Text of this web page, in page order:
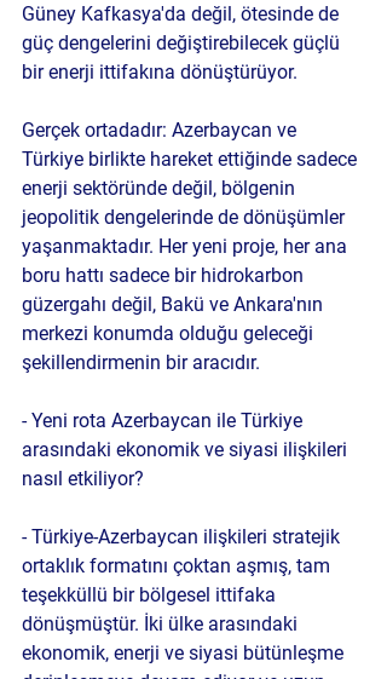
Güney Kafkasya'da değil, ötesinde de
güç dengelerini değiştirebilecek güçlü
bir enerji ittifakına dönüştürüyor.
Gerçek ortadadır: Azerbaycan ve
Türkiye birlikte hareket ettiğinde sadece
enerji sektöründe değil, bölgenin
jeopolitik dengelerinde de dönüşümler
yaşanmaktadır. Her yeni proje, her ana
boru hattı sadece bir hidrokarbon
güzergahı değil, Bakü ve Ankara'nın
merkezi konumda olduğu geleceği
şekillendirmenin bir aracıdır.
- Yeni rota Azerbaycan ile Türkiye
arasındaki ekonomik ve siyasi ilişkileri
nasıl etkiliyor?
- Türkiye-Azerbaycan ilişkileri stratejik
ortaklık formatını çoktan aşmış, tam
teşekküllü bir bölgesel ittifaka
dönüşmüştür. İki ülke arasındaki
ekonomik, enerji ve siyasi bütünleşme